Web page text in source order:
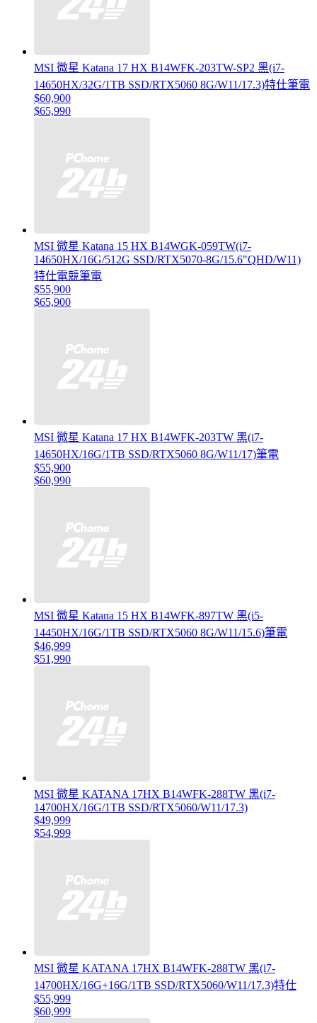
MSI 微星 Katana 17 HX B14WFK-203TW-SP2 黑(i7-
14650HX/32G/1TB SSD/RTX5060 8G/W11/17.3)特仕筆電
$60,900
$65,990
MSI 微星 Katana 15 HX B14WGK-059TW(i7-
14650HX/16G/512G SSD/RTX5070-8G/15.6"QHD/W11)
特仕電競筆電
$55,900
$65,900
MSI 微星 Katana 17 HX B14WFK-203TW 黑(i7-
14650HX/16G/1TB SSD/RTX5060 8G/W11/17)筆電
$55,900
$60,990
MSI 微星 Katana 15 HX B14WFK-897TW 黑(i5-
14450HX/16G/1TB SSD/RTX5060 8G/W11/15.6)筆電
$46,999
$51,990
MSI 微星 KATANA 17HX B14WFK-288TW 黑(i7-
14700HX/16G/1TB SSD/RTX5060/W11/17.3)
$49,999
$54,999
MSI 微星 KATANA 17HX B14WFK-288TW 黑(i7-
14700HX/16G+16G/1TB SSD/RTX5060/W11/17.3)特仕
$55,999
$60,999